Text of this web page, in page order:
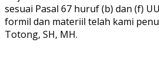
sesuai Pasal 67 huruf (b) dan (f)
formil dan materiil telah kami
Totong, SH, MH.